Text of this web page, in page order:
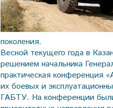
поколения.
Весной текущего года в
решением начальника
практическая конференция
их боевых и
ГАБТУ. На конференции